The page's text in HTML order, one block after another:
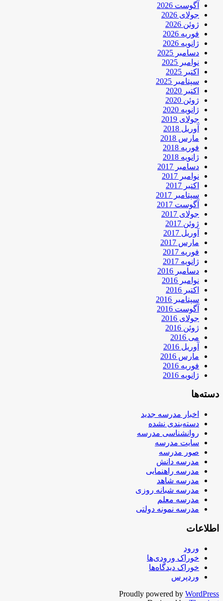
آگوست 2026
جولای 2026
ژوئن 2026
فوریه 2026
ژانویه 2026
دسامبر 2025
نوامبر 2025
اکتبر 2025
سپتامبر 2025
اکتبر 2020
ژوئن 2020
ژانویه 2020
جولای 2019
آوریل 2018
مارس 2018
فوریه 2018
ژانویه 2018
دسامبر 2017
نوامبر 2017
اکتبر 2017
سپتامبر 2017
آگوست 2017
جولای 2017
ژوئن 2017
آوریل 2017
مارس 2017
فوریه 2017
ژانویه 2017
دسامبر 2016
نوامبر 2016
اکتبر 2016
سپتامبر 2016
آگوست 2016
جولای 2016
ژوئن 2016
می 2016
آوریل 2016
مارس 2016
فوریه 2016
ژانویه 2016
دسته‌ها
اخبار مدرسه جدید
دسته‌بندی نشده
روانشناسی مدرسه
سایت مدرسه
صور مدرسه
مدرسه دانش
مدرسه راهنمایی
مدرسه شاهد
مدرسه شبانه روزی
مدرسه معلم
مدرسه نمونه دولتی
اطلاعات
ورود
خوراک ورودی‌ها
خوراک دیدگاه‌ها
وردپرس
Proudly powered by WordPress